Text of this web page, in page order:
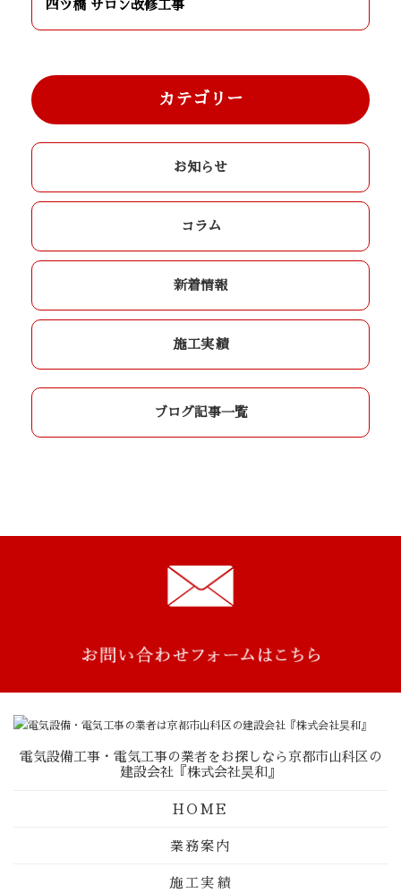
四ツ橋 サロン改修工事
カテゴリー
お知らせ
コラム
新着情報
施工実績
ブログ記事一覧
電気設備工事・電気工事の業者をお探しなら京都市山科区の
建設会社『株式会社昊和』
HOME
業務案内
施工実績